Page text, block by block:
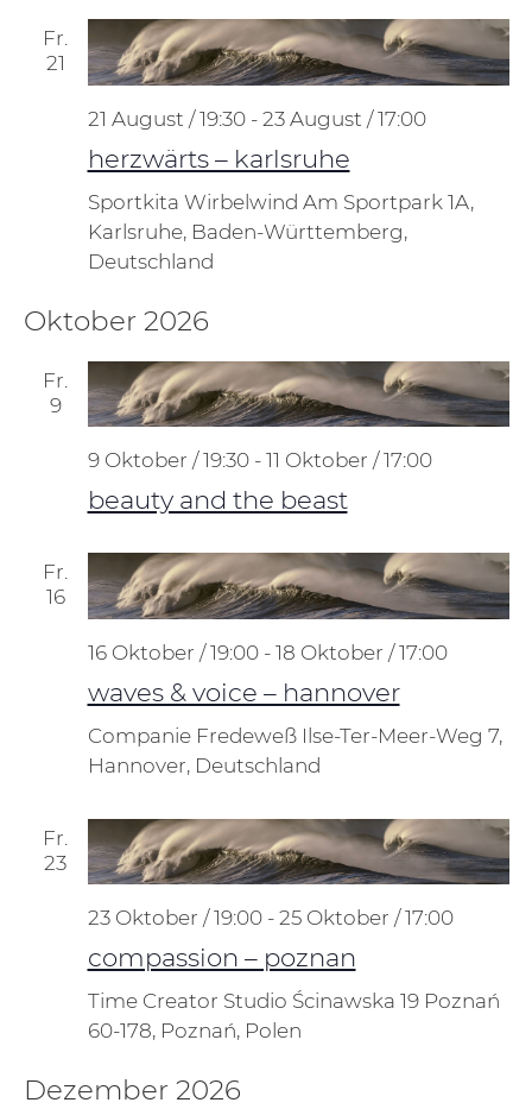
Fr.
21
herzwärts – karlsruhe
21 August / 19:30- 23 August / 17:00
Sportkita Wirbelwind Am Sportpark 1A,
Karlsruhe, Baden-Württemberg,
Deutschland
Oktober 2026
Fr.
9
beauty and the beast
9 Oktober / 19:30- 11 Oktober / 17:00
Fr.
16
waves & voice – hannover
16 Oktober / 19:00- 18 Oktober / 17:00
Companie Fredeweß Ilse-Ter-Meer-Weg 7,
Hannover, Deutschland
Fr.
23
compassion – poznan
23 Oktober / 19:00- 25 Oktober / 17:00
Time Creator Studio Ścinawska 19 Poznań
60-178, Poznań, Polen
Dezember 2026